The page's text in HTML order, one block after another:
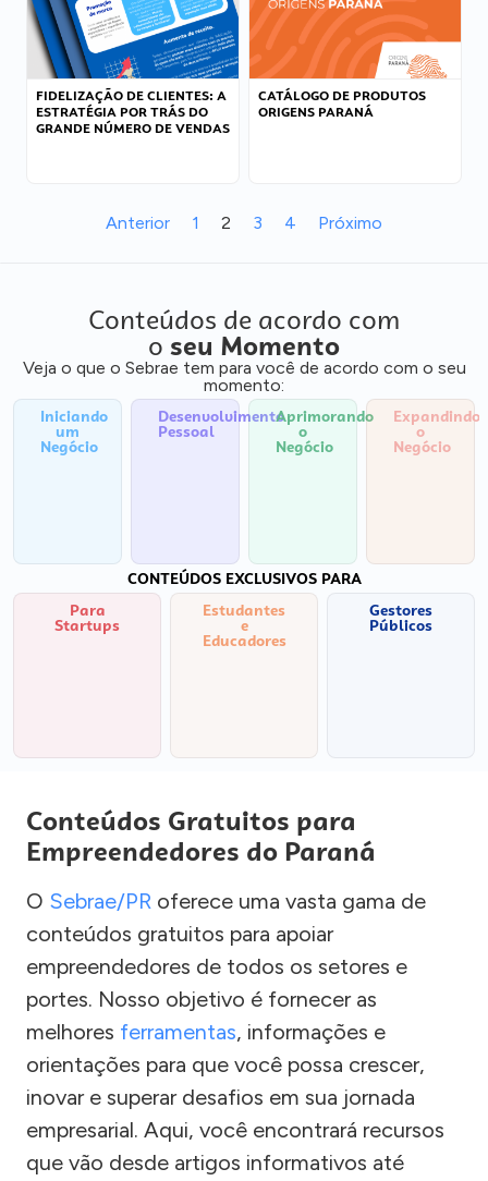
FIDELIZAÇÃO DE CLIENTES: A
ESTRATÉGIA POR TRÁS DO
GRANDE NÚMERO DE VENDAS
CATÁLOGO DE PRODUTOS
ORIGENS PARANÁ
Anterior 1 2 3 4 Próximo
Conteúdos de acordo com
o seu Momento
Veja o que o Sebrae tem para você de acordo com o seu
momento:
Iniciando
um
Negócio
Desenvolvimento
Pessoal
Aprimorando
o
Negócio
Expandindo
o
Negócio
CONTEÚDOS EXCLUSIVOS PARA
Para
Startups
Estudantes
e
Educadores
Gestores
Públicos
Conteúdos Gratuitos para
Empreendedores do Paraná
O Sebrae/PR oferece uma vasta gama de
conteúdos gratuitos para apoiar
empreendedores de todos os setores e
portes. Nosso objetivo é fornecer as
melhores ferramentas, informações e
orientações para que você possa crescer,
inovar e superar desafios em sua jornada
empresarial. Aqui, você encontrará recursos
que vão desde artigos informativos até